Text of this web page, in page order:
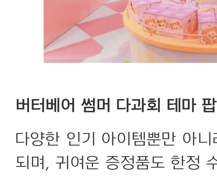
버터베어 썸머 다과회 테마
다양한 인기 아이템뿐만 아
되며, 귀여운 증정품도 한정